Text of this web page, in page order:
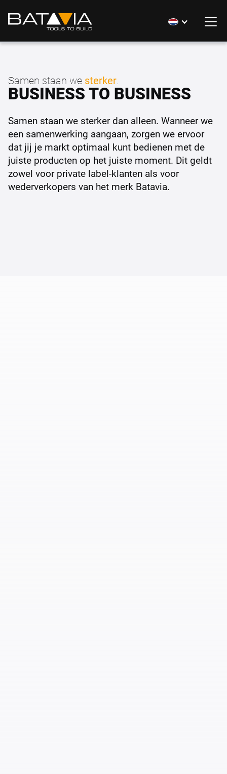
Samen staan we sterker
BUSINESS TO BUSINESS
Samen staan we sterker dan alleen. Wanneer we
een samenwerking aangaan, zorgen we ervoor
dat jij je markt optimaal kunt bedienen met de
juiste producten op het juiste moment. Dit geldt
zowel voor private label-klanten als voor
wederverkopers van het merk Batavia.